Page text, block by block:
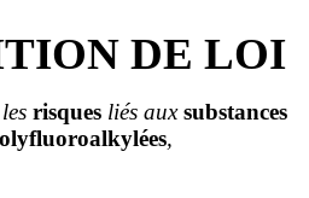
DE LOI
risques liés auxsubstances
,